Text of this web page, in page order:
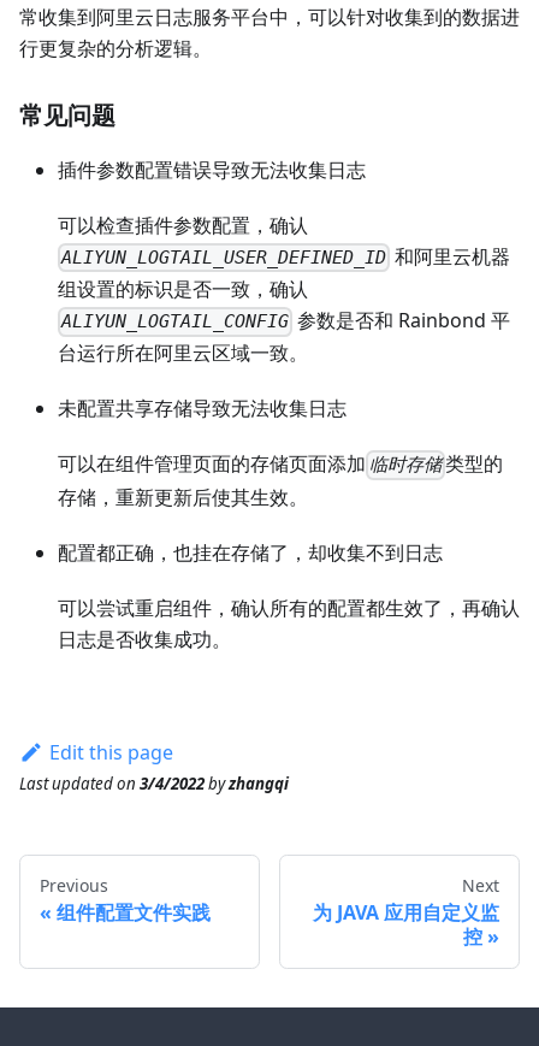
常收集到阿里云日志服务平台中，可以针对收集到的数据进
行更复杂的分析逻辑。
常见问题
插件参数配置错误导致无法收集日志
可以检查插件参数配置，确认
ALIYUN_LOGTAIL_USER_DEFINED_ID 和阿里云机器
组设置的标识是否一致，确认
ALIYUN_LOGTAIL_CONFIG 参数是否和 Rainbond 平
台运行所在阿里云区域一致。
未配置共享存储导致无法收集日志
可以在组件管理页面的存储页面添加 临时存储类型的
存储，重新更新后使其生效。
配置都正确，也挂在存储了，却收集不到日志
可以尝试重启组件，确认所有的配置都生效了，再确认
日志是否收集成功。
Edit this page
Last updatedon 3/4/2022byzhangqi
Previous
组件配置文件实践
Next
为 JAVA 应用自定义监
控